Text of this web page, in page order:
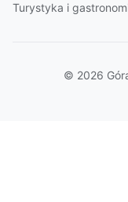
Turystyka i
© 2026